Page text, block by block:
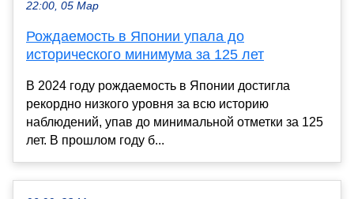
22:00, 05 Мар
Рождаемость в Японии упала до
исторического минимума за 125 лет
В 2024 году рождаемость в Японии достигла
рекордно низкого уровня за всю историю
наблюдений, упав до минимальной отметки за 125
лет. В прошлом году б...